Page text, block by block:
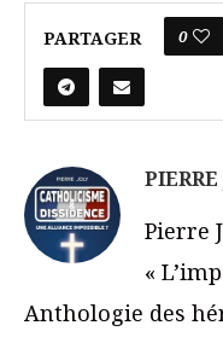
PARTAGER 0
PIERRE
Pierre
«
Anthologie des